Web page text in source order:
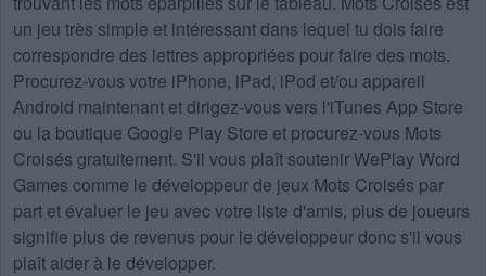
un jeu très simple et intéressant dans lequel tu dois faire
correspondre des lettres appropriées pour faire des mots.
Procurez-vous votre iPhone, iPad, iPod et/ou appareil
Android maintenant et dirigez-vous vers l'iTunes App Store
ou la boutique Google Play Store et procurez-vous Mots
Croisés gratuitement. S'il vous plaît soutenir WePlay Word
Games comme le développeur de jeux Mots Croisés par
part et évaluer le jeu avec votre liste d'amis, plus de joueurs
signifie plus de revenus pour le développeur donc s'il vous
plaît aider à le développer.